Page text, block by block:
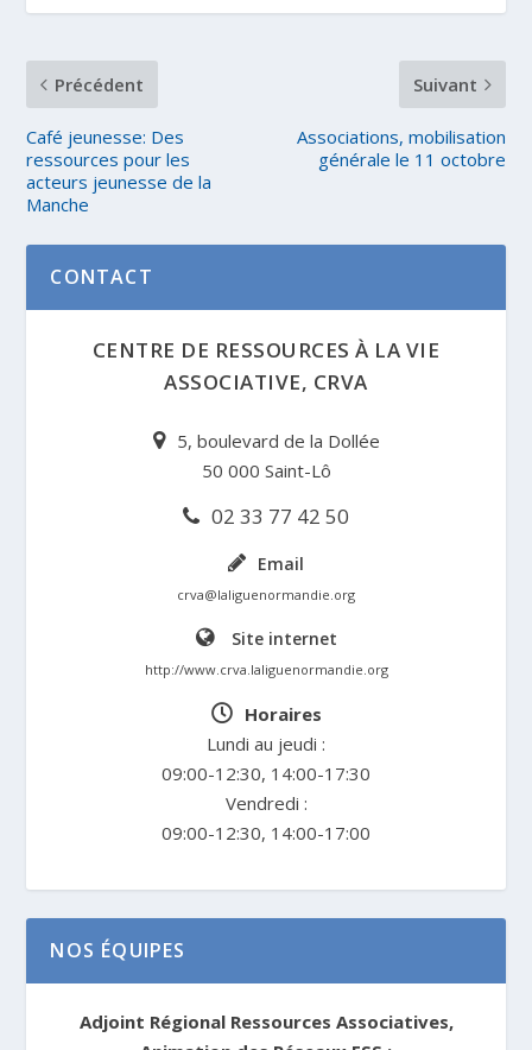
Précédent
Café jeunesse: Des
ressources pour les
acteurs jeunesse de la
Manche
Suivant
Associations, mobilisation
générale le 11 octobre
CONTACT
CENTRE DE RESSOURCES À LA VIE
ASSOCIATIVE, CRVA
5, boulevard de la Dollée
50 000 Saint-Lô
02 33 77 42 50
Email
crva@laliguenormandie.org
Site internet
http://www.crva.laliguenormandie.org
Horaires
Lundi au jeudi :
09:00-12:30, 14:00-17:30
Vendredi :
09:00-12:30, 14:00-17:00
NOS ÉQUIPES
Adjoint Régional Ressources Associatives,